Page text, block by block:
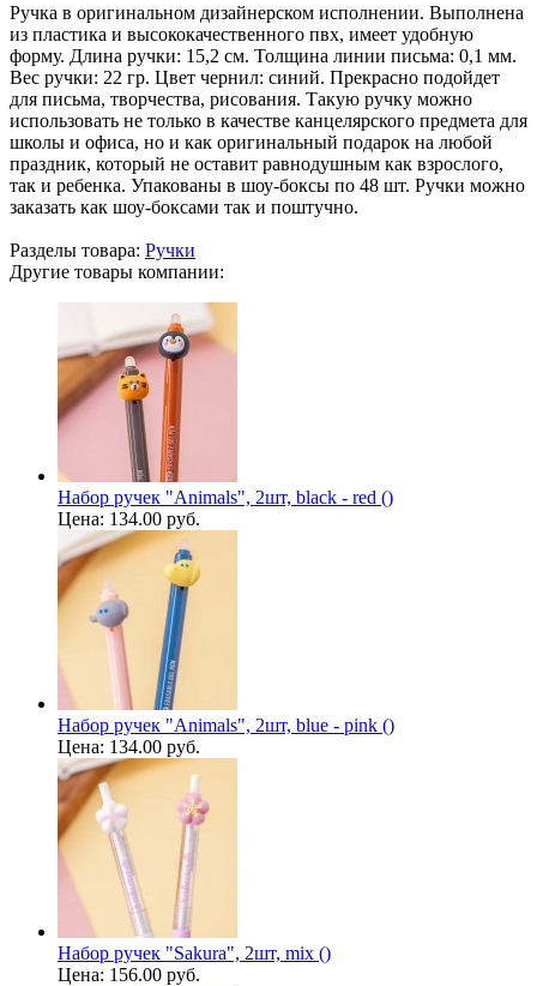
Ручка в оригинальном дизайнерском исполнении. Выполнена
из пластика и высококачественного пвх, имеет удобную
форму. Длина ручки: 15,2 см. Толщина линии письма: 0,1 мм.
Вес ручки: 22 гр. Цвет чернил: синий. Прекрасно подойдет
для письма, творчества, рисования. Такую ручку можно
использовать не только в качестве канцелярского предмета для
школы и офиса, но и как оригинальный подарок на любой
праздник, который не оставит равнодушным как взрослого,
так и ребенка. Упакованы в шоу-боксы по 48 шт. Ручки можно
заказать как шоу-боксами так и поштучно.
Разделы товара: Ручки
Другие товары компании:
Набор ручек "Animals", 2шт, black - red ()
Цена: 134.00 руб.
Набор ручек "Animals", 2шт, blue - pink ()
Цена: 134.00 руб.
Набор ручек "Sakura", 2шт, mix ()
Цена: 156.00 руб.